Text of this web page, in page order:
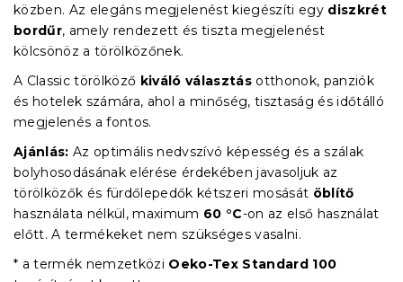
közben. Az elegáns megjelenést kiegészíti egy diszkrét
bordűr, amely rendezett és tiszta megjelenést
kölcsönöz a törölközőnek.
A Classic törölköző kiváló választás otthonok, panziók
és hotelek számára, ahol a minőség, tisztaság és időtálló
megjelenés a fontos.
Ajánlás: Az optimális nedvszívó képesség és a szálak
bolyhosodásának elérése érdekében javasoljuk az
törölközők és fürdőlepedők kétszeri mosását öblítő
használata nélkül, maximum 60 °C-on az első használat
előtt. A termékeket nem szükséges vasalni.
* a termék nemzetközi Oeko-Tex Standard 100